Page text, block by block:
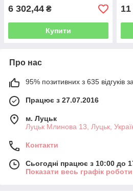
6 302,44 ₴
Купити
Про нас
95% позитивних з 635 відгуків
Працює з 27.07.2016
м. Луцьк
Луцьк Млинова 13, Луцьк,
Контакти
Сьогодні працює з 10:00 до
Показати весь графік роботи